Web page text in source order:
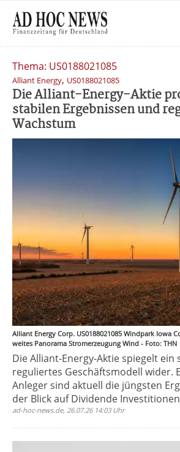
Thema: US0188021085
Alliant Energy, US0188021085
Die Alliant-Energy-Aktie
stabilen Ergebnissen und
Wachstum
Alliant Energy Corp. US0188021085 Windpark Iowa
weites Panorama Stromerzeugung Wind - Foto: THN
Die Alliant-Energy-Aktie spiegelt ein
reguliertes Geschäftsmodell wider.
Anleger sind aktuell die jüngsten
der Blick auf Dividende
ad-hoc-news.de, 26.07.26 14:03 Uhr